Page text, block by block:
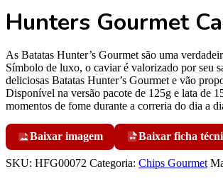
Hunters Gourmet
As Batatas Hunter’s Gourmet são uma
Símbolo de luxo, o caviar é valorizado por seu
deliciosas Batatas Hunter’s Gourmet e vão
Disponível na versão pacote de 125g e lata de
momentos de fome durante a correria do dia a
Baixar imagem Baixar ficha
SKU: HFG00072 Categoria: Chips Gourmet